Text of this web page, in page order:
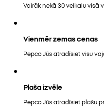
Vairāk nekā 30 veikalu visā
Vienmēr zemas cenas
Pepco Jūs atradīsiet visu
Plaša izvēle
Pepco Jūs atradīsiet plašu